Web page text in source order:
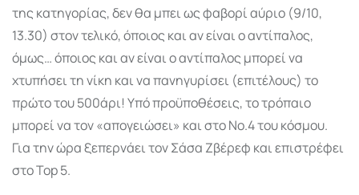
της κατηγορίας, δεν θα μπει ως φαβορί αύριο (9/10,
13.30) στον τελικό, όποιος και αν είναι ο αντίπαλος,
όμως… όποιος και αν είναι ο αντίπαλος μπορεί να
χτυπήσει τη νίκη και να πανηγυρίσει (επιτέλους) το
πρώτο του 500άρι! Υπό προϋποθέσεις, το τρόπαιο
μπορεί να τον «απογειώσει» και στο Νο.4 του κόσμου.
Για την ώρα ξεπερνάει τον Σάσα Ζβέρεφ και επιστρέφει
στο Top 5.